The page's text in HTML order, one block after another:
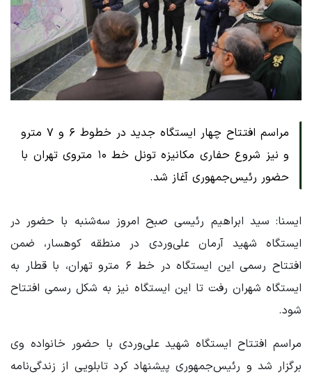
مراسم افتتاح چهار ایستگاه جدید در خطوط ۶ و ۷ مترو
و نیز شروع حفاری مکانیزه تونل خط ۱۰ متروی تهران با
حضور رئیس‌جمهوری آغاز شد.
ایسنا: سید ابراهیم رئیسی صبح امروز سه‌شنبه با حضور در
ایستگاه شهید آرمان علی‌وردی در منطقه کوهسار، ضمن
افتتاح رسمی این ایستگاه در خط ۶ مترو تهران، با قطار به
ایستگاه شهران رفت تا این ایستگاه نیز به شکل رسمی افتتاح
شود.
مراسم افتتاح ایستگاه شهید علی‌وردی با حضور خانواده وی
برگزار شد و رئیس‌جمهوری پیشنهاد کرد تابلویی از زندگی‌نامه